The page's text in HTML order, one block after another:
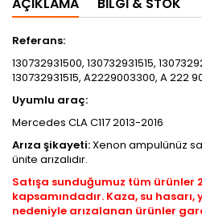
AÇIKLAMA BILGI & STOK
Referans:
130732931500, 130732931515,
130732931515, A2229003300, A 222
Uyumlu araç:
Mercedes CLA C117 2013-2016
Arıza şikayeti:Xenon ampulünüz
ünite arızalıdır.
Satışa sunduğumuz tüm ürünler
kapsamındadır. Kaza, su
nedeniyle arızalanan ürünler